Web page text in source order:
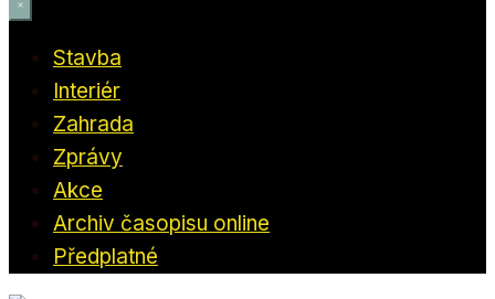
Stavba
Interiér
Zahrada
Zprávy
Akce
Archiv časopisu online
Předplatné